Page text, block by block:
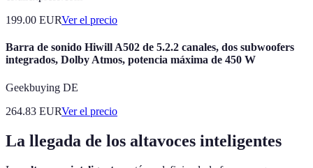
199.00 EURVer el precio
Barra de sonido Hiwill A502 de 5.2.2 canales, dos subwoofers
integrados, Dolby Atmos, potencia máxima de 450 W
Geekbuying DE
264.83 EURVer el precio
La llegada de los altavoces inteligentes